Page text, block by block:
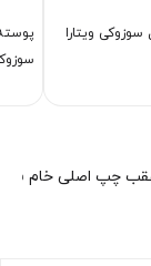
ویتارا
چپ اصلی خام